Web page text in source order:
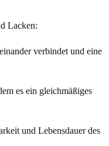
Lacken:
verbindet und eine
es ein gleichmäßiges
und Lebensdauer des